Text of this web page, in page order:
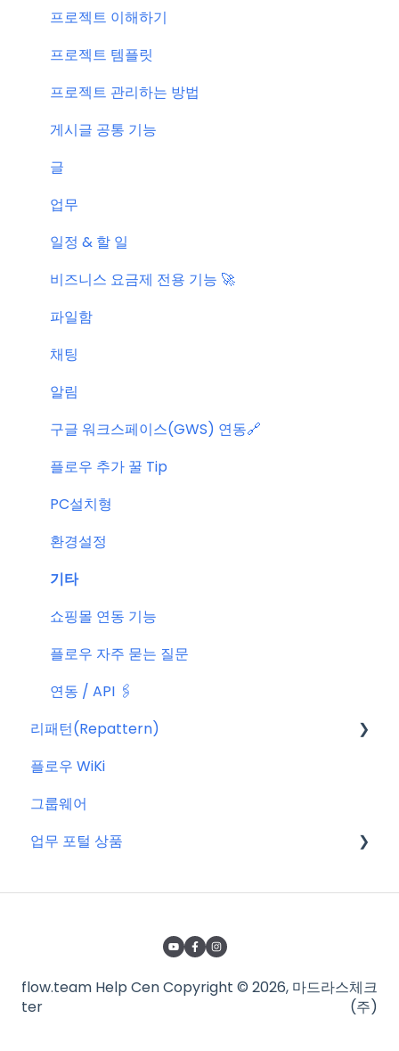
신규 업데이트 (PC&서버)
서버 작업
KT cloud BizWorks 서버 작업
공지 관련 자주 묻는 질문
프로젝트 이해하기
프로젝트 템플릿
프로젝트 관리하는 방법
게시글 공통 기능
글
업무
일정 & 할 일
비즈니스 요금제 전용 기능 🚀
파일함
채팅
알림
구글 워크스페이스(GWS) 연동🔗
플로우 추가 꿀 Tip
PC설치형
환경설정
기타
쇼핑몰 연동 기능
플로우 자주 묻는 질문
연동 / API 🖇️
리패턴(Repattern)
리패턴(Repattern) (NEW)
리패턴 기본 AI 기능
플로우 WiKi
그룹웨어
업무 포털 상품
타임인아웃(근태관리서비스)
flow.team Help Cen
ter
Copyright © 2026, 마드라스체크
(주)